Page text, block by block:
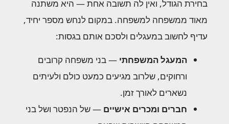
בחירת הגודל, ואין לה תשובה אחת — היא משתנה
מאוד ממשפחה למשפחה. במקום לנחש מספר יחיד,
עדיף לחשוב במעגלים ולסכם אותם בגסות:
המעגל המשפחתי — בני משפחה קרובים
ורחוקים, שלרוב מגיעים כמעט כולם ולעיתים
נשארים לאורך זמן.
חברים ומכרים אישיים — של הנפטר ושל בני